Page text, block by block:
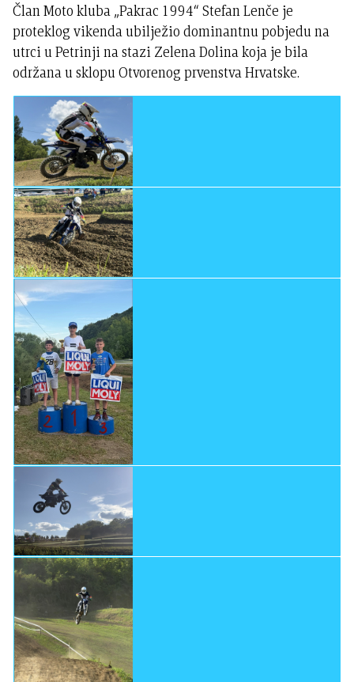
Član Moto kluba „Pakrac 1994“ Stefan Lenče je
proteklog vikenda ubilježio dominantnu pobjedu na
utrci u Petrinji na stazi Zelena Dolina koja je bila
održana u sklopu Otvorenog prvenstva Hrvatske.